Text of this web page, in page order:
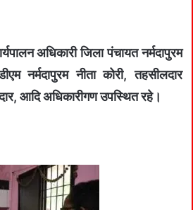
अधिकारी जिला पंचायत नर्मदापुरम
नर्मदापुरम नीता कोरी, तहसीलदार
आदि अधिकारीगण उपस्थित रहे।